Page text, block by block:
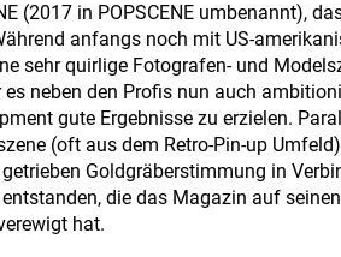
(2017 in POPSCENE umbenannt),
anfangs noch mit US-
sehr quirlige Fotografen- und
neben den Profis nun auch
gute Ergebnisse zu erzielen.
(oft aus dem Retro-Pin-up
Goldgräberstimmung in
die das Magazin auf
hat.